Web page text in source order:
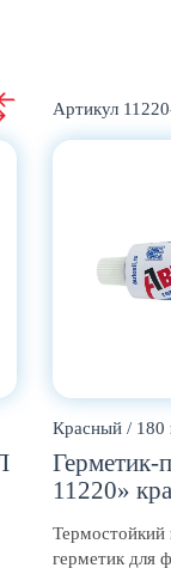
Красный / 180
11220»
Термостойкий
герметик для